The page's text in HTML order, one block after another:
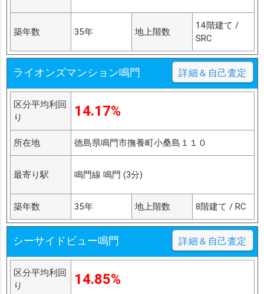
築年数 35年 地上階数
14階建て /
SRC
ライオンズマンション鳴門 詳細＆自己査定
区分平均利回
り
14.17%
所在地 徳島県鳴門市撫養町小桑島１１０
最寄り駅 鳴門線 鳴門 (3分)
築年数 35年 地上階数 8階建て / RC
シーサイドビュー鳴門 詳細＆自己査定
区分平均利回
り
14.85%